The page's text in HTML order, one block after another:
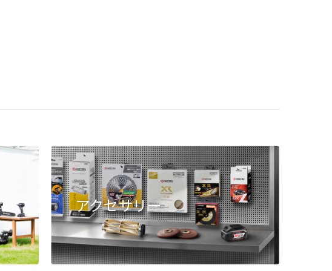
アクセサリー